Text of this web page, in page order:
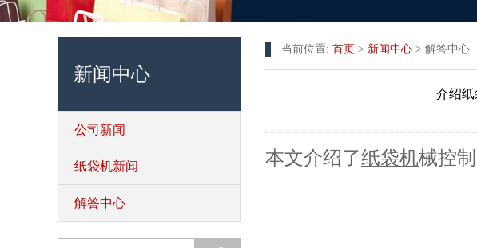
新闻中心
公司新闻
纸袋机新闻
解答中心
当前位置: 首页 > 新闻中心 > 解答中心
介绍
本文介绍了纸袋机械控